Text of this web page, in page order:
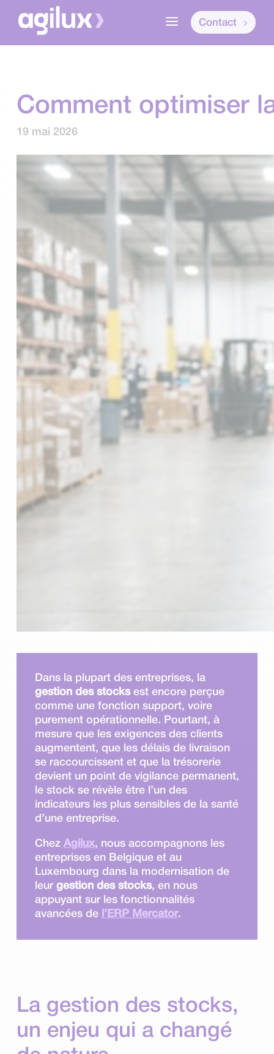
a Contact
Comment optimiser
19 mai 2026
Dans la plupart des entreprises, la
gestion des stocksest encore perçue
comme une fonction support, voire
purement opérationnelle. Pourtant, à
mesure que les exigences des clients
augmentent, que les délais de livraison
se raccourcissent et que la trésorerie
devient un point de vigilance permanent,
le stock se révèle être l’un des
indicateurs les plus sensibles de la santé
d’une entreprise.
Chez Agilux, nous accompagnons les
entreprises en Belgique et au
Luxembourg dans la modernisation de
leur gestion des stocks, en nous
appuyant sur les fonctionnalités
avancées de
l’ERP Mercator.
La gestion des stocks,
un enjeu qui a changé